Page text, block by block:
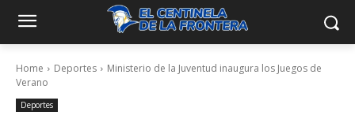
Home Deportes
Ministerio de la Juventud inaugura los Juegos de
Verano
Deportes